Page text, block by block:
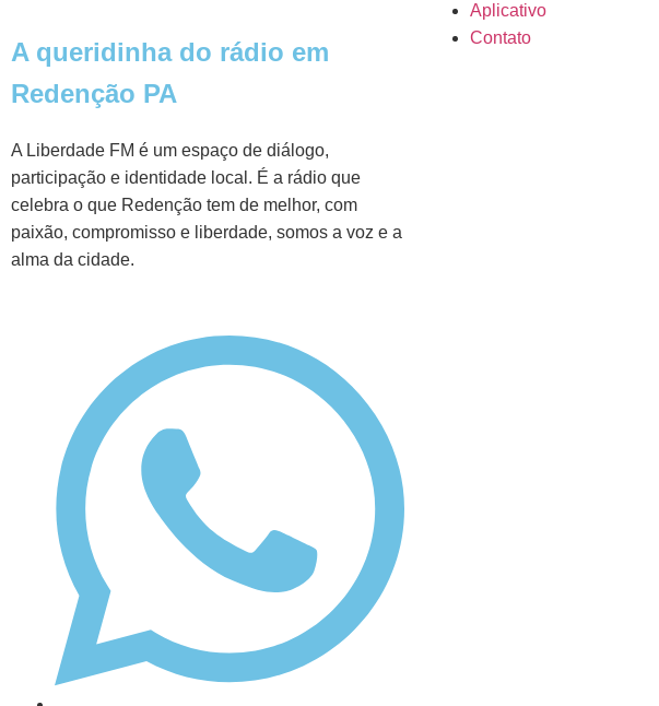
A queridinha do rádio em
Redenção PA
A Liberdade FM é um espaço de diálogo,
participação e identidade local. É a rádio que
celebra o que Redenção tem de melhor, com
paixão, compromisso e liberdade, somos a voz e a
alma da cidade.
Aplicativo
Contato